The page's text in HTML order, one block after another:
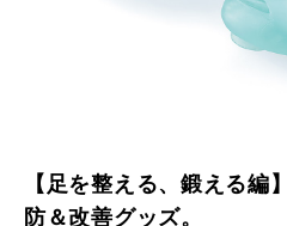
【足を整える、鍛える編
防＆改善グッズ。